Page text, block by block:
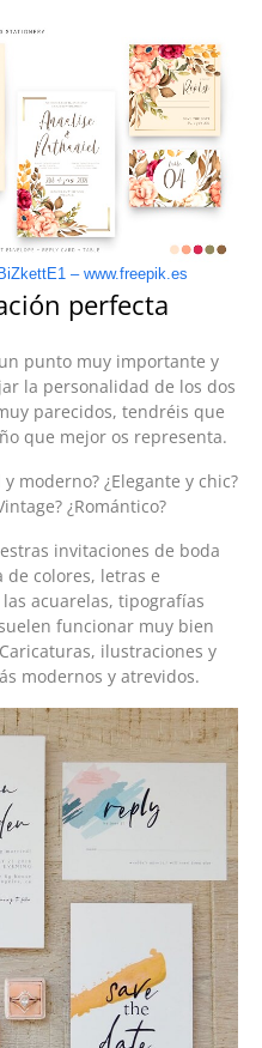
– www.freepik.es
perfecta
punto muy importante y
la personalidad de los dos
parecidos, tendréis que
que mejor os representa.
moderno? ¿Elegante y chic?
¿Romántico?
invitaciones de boda
colores, letras e
acuarelas, tipografías
funcionar muy bien
ilustraciones y
modernos y atrevidos.